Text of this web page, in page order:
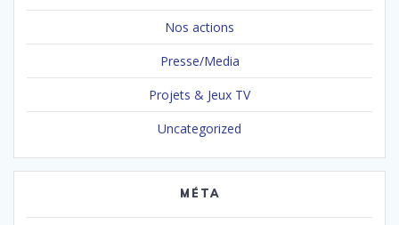
Nos actions
Presse/Media
Projets & Jeux TV
Uncategorized
MÉTA